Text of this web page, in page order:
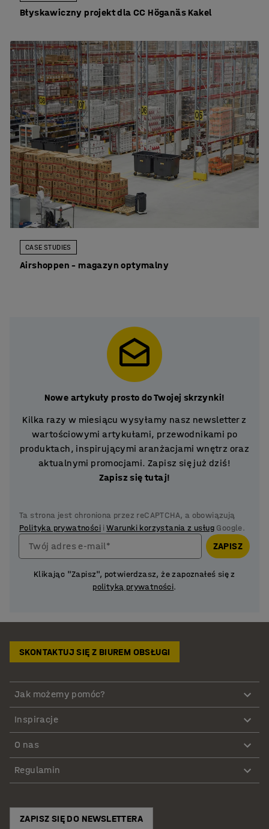
Błyskawiczny projekt dla CC Höganäs Kakel
CASE STUDIES
Airshoppen – magazyn optymalny
Nowe artykuły prosto do Twojej skrzynki!
Kilka razy w miesiącu wysyłamy nasz newsletter z
wartościowymi artykułami, przewodnikami po
produktach, inspirującymi aranżacjami wnętrz oraz
aktualnymi promocjami. Zapisz się już dziś!
Zapisz się tutaj!
Ta strona jest chroniona przez reCAPTCHA, a obowiązują
Polityka prywatności iWarunki korzystania z usług Google.
Twój adres e-mail* ZAPISZ
Klikając "Zapisz", potwierdzasz, że zapoznałeś się z
polityką prywatności.
SKONTAKTUJ SIĘ Z BIUREM OBSŁUGI
Jak możemy pomóc?
Inspiracje
O nas
Regulamin
ZAPISZ SIĘ DO NEWSLETTERA